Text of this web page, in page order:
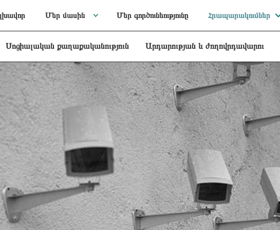
Մեր մասին Մեր գործունեությունը Հրապարակումներ
Սոցիալական քաղաքականություն Արդարության և ժողովրդավարու